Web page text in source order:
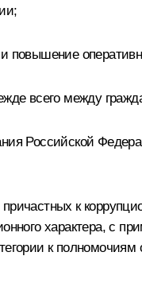
повышение
всего между
Российской
к
характера, с
к